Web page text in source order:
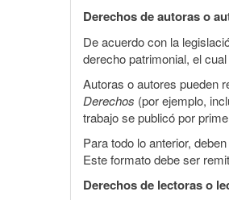
Derechos de autoras o
De acuerdo con la
derecho patrimonial, el
Autoras o autores pueden
Derechos (por ejemplo,
trabajo se publicó por
Para todo lo anterior,
Este formato debe ser
Derechos de lectoras o